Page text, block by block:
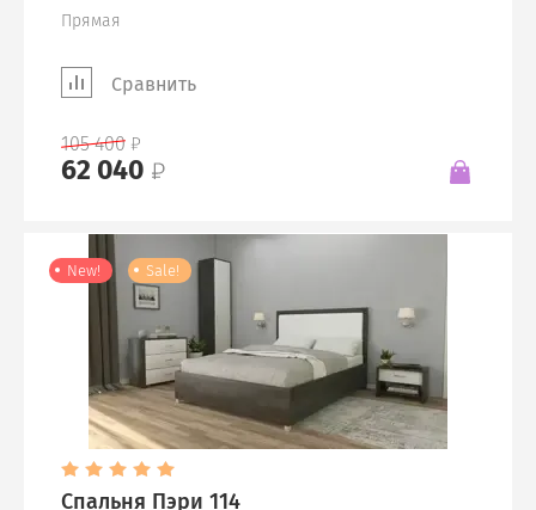
Прямая
Сравнить
105 400
62 040
New! Sale!
Спальня Пэри 114